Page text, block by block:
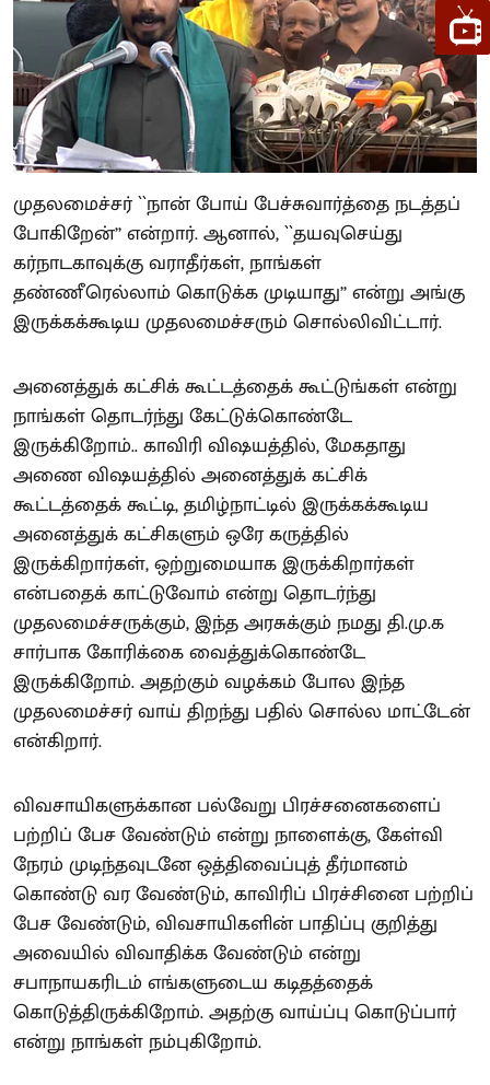
முதலமைச்சர் ``நான் போய் பேச்சுவார்த்தை நடத்தப்
போகிறேன்’’ என்றார். ஆனால், ``தயவுசெய்து
கர்நாடகாவுக்கு வராதீர்கள், நாங்கள்
தண்ணீரெல்லாம் கொடுக்க முடியாது’’ என்று அங்கு
இருக்கக்கூடிய முதலமைச்சரும் சொல்லிவிட்டார்.
அனைத்துக் கட்சிக் கூட்டத்தைக் கூட்டுங்கள் என்று
நாங்கள் தொடர்ந்து கேட்டுக்கொண்டே
இருக்கிறோம்.. காவிரி விஷயத்தில், மேகதாது
அணை விஷயத்தில் அனைத்துக் கட்சிக்
கூட்டத்தைக் கூட்டி, தமிழ்நாட்டில் இருக்கக்கூடிய
அனைத்துக் கட்சிகளும் ஒரே கருத்தில்
இருக்கிறார்கள், ஒற்றுமையாக இருக்கிறார்கள்
என்பதைக் காட்டுவோம் என்று தொடர்ந்து
முதலமைச்சருக்கும், இந்த அரசுக்கும் நமது தி.மு.க
சார்பாக கோரிக்கை வைத்துக்கொண்டே
இருக்கிறோம். அதற்கும் வழக்கம் போல இந்த
முதலமைச்சர் வாய் திறந்து பதில் சொல்ல மாட்டேன்
என்கிறார்.
விவசாயிகளுக்கான பல்வேறு பிரச்சனைகளைப்
பற்றிப் பேச வேண்டும் என்று நாளைக்கு, கேள்வி
நேரம் முடிந்தவுடனே ஒத்திவைப்புத் தீர்மானம்
கொண்டு வர வேண்டும், காவிரிப் பிரச்சினை பற்றிப்
பேச வேண்டும், விவசாயிகளின் பாதிப்பு குறித்து
அவையில் விவாதிக்க வேண்டும் என்று
சபாநாயகரிடம் எங்களுடைய கடிதத்தைக்
கொடுத்திருக்கிறோம். அதற்கு வாய்ப்பு கொடுப்பார்
என்று நாங்கள் நம்புகிறோம்.